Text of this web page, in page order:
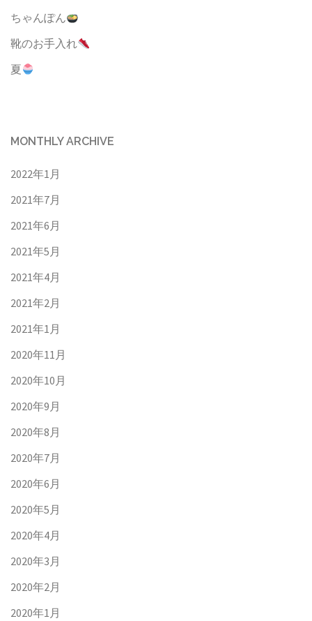
ちゃんぽん
靴のお手入れ
夏
MONTHLY ARCHIVE
2022年1月
2021年7月
2021年6月
2021年5月
2021年4月
2021年2月
2021年1月
2020年11月
2020年10月
2020年9月
2020年8月
2020年7月
2020年6月
2020年5月
2020年4月
2020年3月
2020年2月
2020年1月